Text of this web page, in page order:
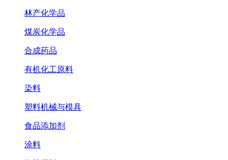
林产化学品
煤炭化学品
合成药品
有机化工原料
染料
塑料机械与模具
食品添加剂
涂料